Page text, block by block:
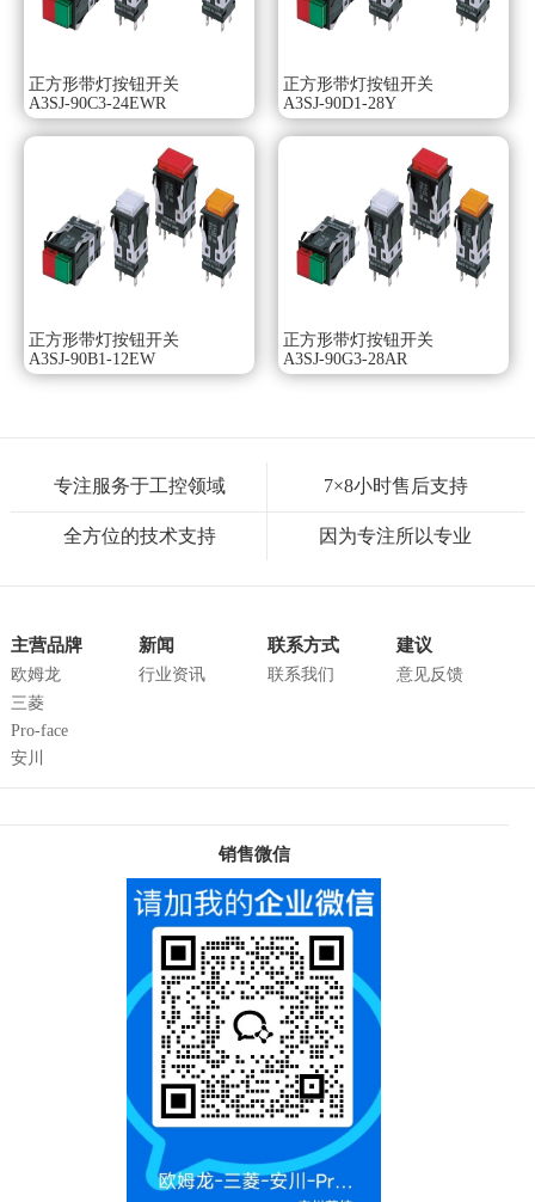
正方形带灯按钮开关
A3SJ-90C3-24EWR
正方形带灯按钮开关
A3SJ-90D1-28Y
正方形带灯按钮开关
A3SJ-90B1-12EW
正方形带灯按钮开关
A3SJ-90G3-28AR
专注服务于工控领域 7×8小时售后支持
全方位的技术支持 因为专注所以专业
主营品牌
欧姆龙
三菱
Pro-face
安川
新闻
行业资讯
联系方式
联系我们
建议
意见反馈
销售微信